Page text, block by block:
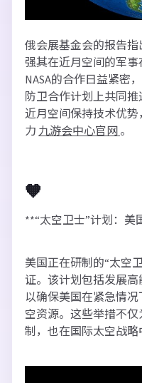
俄会展基金会的报告
强其在近月空间的军
NASA的合作日益紧密
防卫合作计划上共同
近月空间保持技术优
力 九游会中心官网。
🧡
**“太空卫士”计划：美
美国正在研制的“太空
证。该计划包括发展高
以确保美国在紧急情
空资源。这些举措不
制，也在国际太空战略